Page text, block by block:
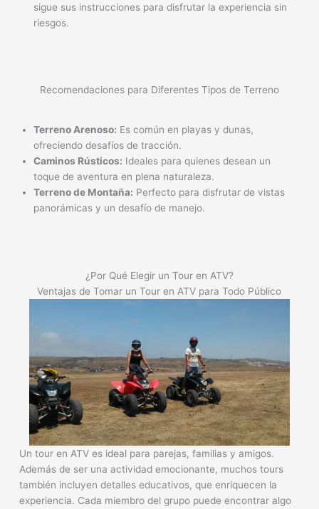
sigue sus instrucciones para disfrutar la experiencia sin
riesgos.
Recomendaciones para Diferentes Tipos de Terreno
Terreno Arenoso: Es común en playas y dunas,
ofreciendo desafíos de tracción.
Caminos Rústicos: Ideales para quienes desean un
toque de aventura en plena naturaleza.
Terreno de Montaña: Perfecto para disfrutar de vistas
panorámicas y un desafío de manejo.
¿Por Qué Elegir un Tour en ATV?
Ventajas de Tomar un Tour en ATV para Todo Público
Un tour en ATV es ideal para parejas, familias y amigos.
Además de ser una actividad emocionante, muchos tours
también incluyen detalles educativos, que enriquecen la
experiencia. Cada miembro del grupo puede encontrar algo